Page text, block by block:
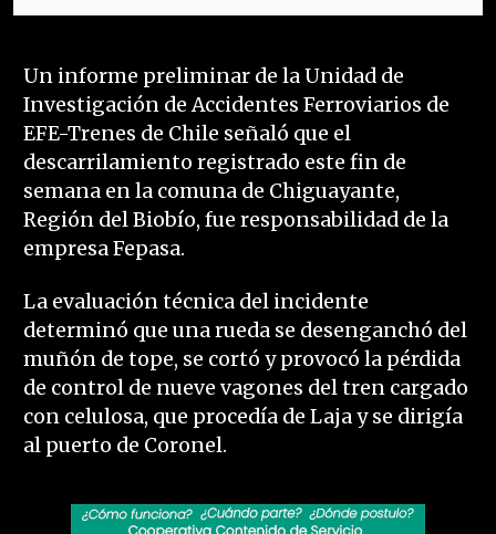
Un informe preliminar de la Unidad de
Investigación de Accidentes Ferroviarios de
EFE-Trenes de Chile señaló que el
descarrilamiento registrado este fin de
semana en la comuna de Chiguayante,
Región del Biobío, fue responsabilidad de la
empresa Fepasa.
La evaluación técnica del incidente
determinó que una rueda se desenganchó del
muñón de tope, se cortó y provocó la pérdida
de control de nueve vagones del tren cargado
con celulosa, que procedía de Laja y se dirigía
al puerto de Coronel.